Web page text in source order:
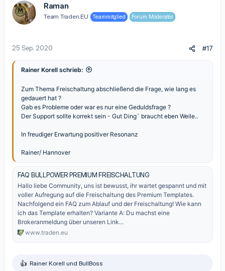
Raman
Team Traden.EU Teammitglied Forum Moderator
25 Sep. 2020 #17
Rainer Korell schrieb:
Zum Thema Freischaltung abschließend die Frage, wie lang es
gedauert hat ?
Gab es Probleme oder war es nur eine Geduldsfrage ?
Der Support sollte korrekt sein - Gut Ding` braucht eben Weile..
In freudiger Erwartung positiver Resonanz
Rainer/ Hannover
FAQ BULLPOWER PREMIUM FREISCHALTUNG
Hallo liebe Community, uns ist bewusst, ihr wartet gespannt und mit
voller Aufregung auf die Freischaltung des Premium Templates.
Nachfolgend ein FAQ zum Ablauf und der Freischaltung! Wie kann
ich das Template erhalten? Variante A: Du machst eine
Brokeranmeldung über unseren Link...
www.traden.eu
R
Rainer Korell und BullBoss